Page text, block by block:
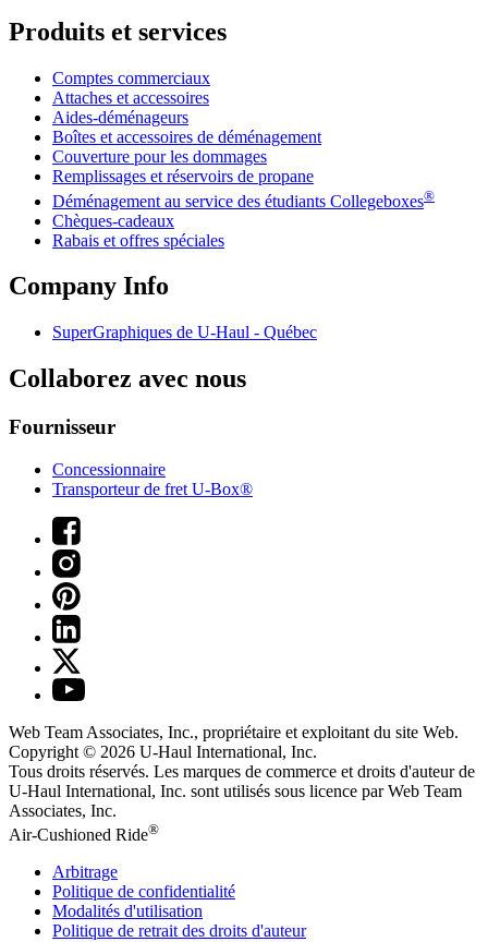
Produits et services
Comptes commerciaux
Attaches et accessoires
Aides-déménageurs
Boîtes et accessoires de déménagement
Couverture pour les dommages
Remplissages et réservoirs de propane
Déménagement au service des étudiants Collegeboxes®
Chèques-cadeaux
Rabais et offres spéciales
Company Info
SuperGraphiques de U-Haul - Québec
Collaborez avec nous
Fournisseur
Concessionnaire
Transporteur de fret U-Box®
Web Team Associates, Inc., propriétaire et exploitant du site Web.
Copyright © 2026 U-Haul International, Inc.
Tous droits réservés. Les marques de commerce et droits d'auteur de
U-Haul International, Inc. sont utilisés sous licence par Web Team
Associates, Inc.
Air-Cushioned Ride®
Arbitrage
Politique de confidentialité
Modalités d'utilisation
Politique de retrait des droits d'auteur